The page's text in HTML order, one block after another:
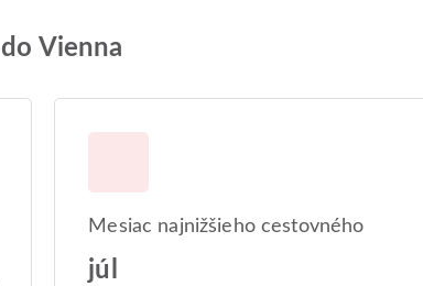
Vienna
Mesiac najnižšieho cestovného
júl